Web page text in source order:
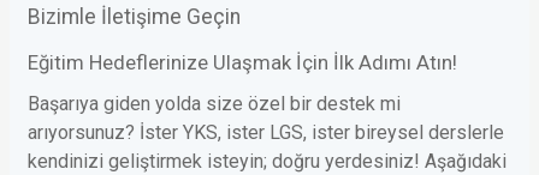
Bizimle İletişime Geçin
Eğitim Hedeflerinize Ulaşmak İçin İlk Adımı Atın!
Başarıya giden yolda size özel bir destek mi
arıyorsunuz? İster YKS, ister LGS, ister bireysel derslerle
kendinizi geliştirmek isteyin; doğru yerdesiniz! Aşağıdaki